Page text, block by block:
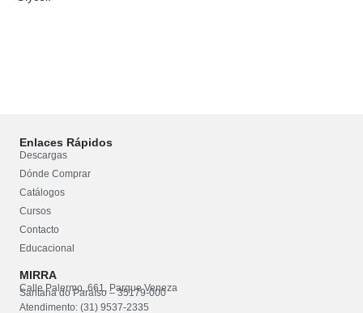
Enlaces Rápidos
Descargas
Dónde Comprar
Catálogos
Cursos
Contacto
Educacional
MIRRA
Calle Palermo, 661, Parque Veneza
Santana do Paraíso – 35179-000
Atendimento: (31) 9537-2335